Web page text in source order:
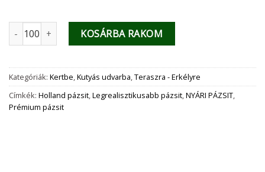
Relax - 45mm-es luxus műfű - 4 méteres mennyiség
KOSÁRBA RAKOM
Kategóriák: Kertbe,Kutyás udvarba,Teraszra - Erkélyre
Címkék: Holland pázsit,Legrealisztikusabb pázsit,NYÁRI PÁZSIT,
Prémium pázsit